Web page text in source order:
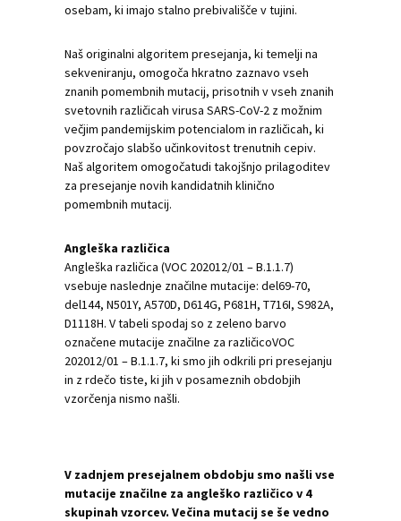
osebam, ki imajo stalno prebivališče v tujini.
Naš originalni algoritem presejanja, ki temelji na
sekveniranju, omogoča hkratno zaznavo vseh
znanih pomembnih mutacij, prisotnih v vseh znanih
svetovnih različicah virusa SARS-CoV-2 z možnim
večjim pandemijskim potencialom in različicah, ki
povzročajo slabšo učinkovitost trenutnih cepiv.
Naš algoritem omogočatudi takojšnjo prilagoditev
za presejanje novih kandidatnih klinično
pomembnih mutacij.
Angleška različica
Angleška različica (VOC 202012/01 – B.1.1.7)
vsebuje naslednje značilne mutacije: del69-70,
del144, N501Y, A570D, D614G, P681H, T716I, S982A,
D1118H. V tabeli spodaj so z zeleno barvo
označene mutacije značilne za različicoVOC
202012/01 – B.1.1.7, ki smo jih odkrili pri presejanju
in z rdečo tiste, ki jih v posameznih obdobjih
vzorčenja nismo našli.
V zadnjem presejalnem obdobju smo našli vse
mutacije značilne za angleško različico v 4
skupinah vzorcev. Večina mutacij se še vedno